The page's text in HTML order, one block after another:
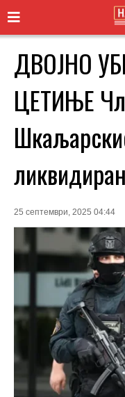
ДВОЈНО
ЦЕТИЊЕ
25 септември, 2025 04:44